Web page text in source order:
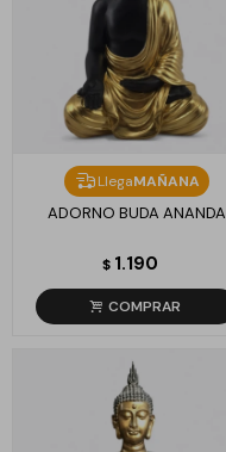
LlegaMAÑANA
ADORNO BUDA ANANDA
$ 1.190